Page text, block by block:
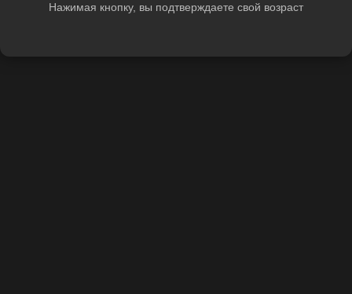
Нажимая кнопку, вы подтверждаете свой возраст